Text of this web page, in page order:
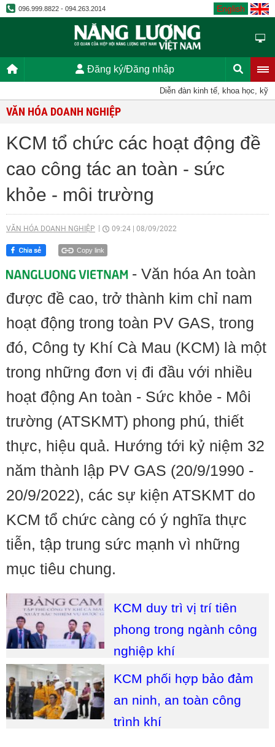
096.999.8822 - 094.263.2014 English
Đăng ký/Đăng nhập
Diễn đàn kinh tế, khoa học, kỹ
VĂN HÓA DOANH NGHIỆP
KCM tổ chức các hoạt động đề
cao công tác an toàn - sức
khỏe - môi trường
VĂN HÓA DOANH NGHIỆP 09:24 08/09/2022
Copy link
- Văn hóa An toàn
được đề cao, trở thành kim chỉ nam
hoạt động trong toàn PV GAS, trong
đó, Công ty Khí Cà Mau (KCM) là một
trong những đơn vị đi đầu với nhiều
hoạt động An toàn - Sức khỏe - Môi
trường (ATSKMT) phong phú, thiết
thực, hiệu quả. Hướng tới kỷ niệm 32
năm thành lập PV GAS (20/9/1990 -
20/9/2022), các sự kiện ATSKMT do
KCM tổ chức càng có ý nghĩa thực
tiễn, tập trung sức mạnh vì những
mục tiêu chung.
KCM duy trì vị trí tiên
phong trong ngành công
nghiệp khí
KCM phối hợp bảo đảm
an ninh, an toàn công
trình khí